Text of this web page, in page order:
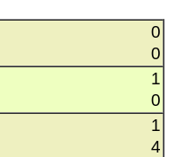
0
0
1
0
1
4